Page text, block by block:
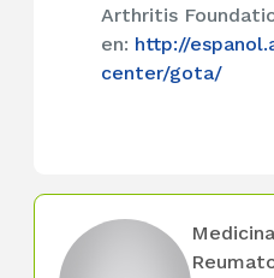
Arthritis
en: http://
center/gota/